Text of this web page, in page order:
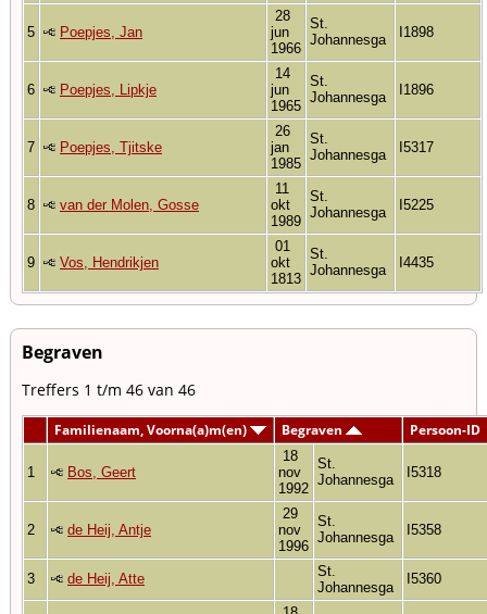
5 Poepjes, Jan
28
jun
1966
St.
Johannesga
I1898
6 Poepjes, Lipkje
14
jun
1965
St.
Johannesga
I1896
7 Poepjes, Tjitske
26
jan
1985
St.
Johannesga
I5317
8 van der Molen, Gosse
11
okt
1989
St.
Johannesga
I5225
9 Vos, Hendrikjen
01
okt
1813
St.
Johannesga
I4435
Begraven
Treffers 1 t/m 46 van 46
Familienaam, Voorna(a)m(en) Begraven Persoon-ID
1 Bos, Geert
18
nov
1992
St.
Johannesga
I5318
2 de Heij, Antje
29
nov
1996
St.
Johannesga
I5358
3 de Heij, Atte
St.
Johannesga
I5360